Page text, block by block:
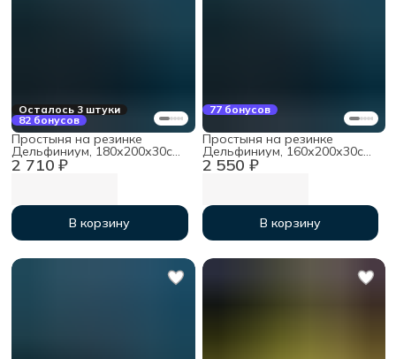
Осталось 3 штуки
82 бонусов
2 710 ₽
Простыня на резинке
Дельфиниум, 180х200х30см,
мако-сатин
В корзину
77 бонусов
2 550 ₽
Простыня на резинке
Дельфиниум, 160х200х30см,
мако-сатин
В корзину